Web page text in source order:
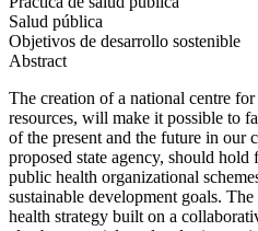
Salud pública
Objetivos de desarrollo sostenible
Abstract
The creation of a national centre
resources, will make it possible to
of the present and the future in our
proposed state agency, should hold
public health organizational
sustainable development goals.
health strategy built on a